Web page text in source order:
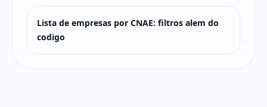
Lista de empresas por CNAE: filtros alem do
codigo